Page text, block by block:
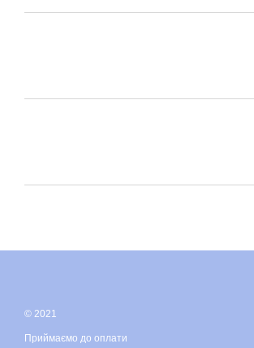
© 2021
Приймаємо до оплати